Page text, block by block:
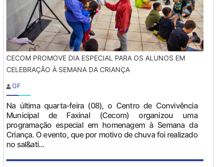
CECOM PROMOVE DIA ESPECIAL PARA OS ALUNOS EM
CELEBRAÇÃO À SEMANA DA CRIANÇA
GF
Na última quarta-feira (08), o Centro de Convivência
Municipal de Faxinal (Cecom) organizou uma
programação especial em homenagem à Semana da
Criança. O evento, que por motivo de chuva foi realizado
no sal&ati...